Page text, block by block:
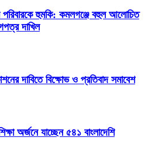
পরিবারকে হুমকি: কমলগঞ্জে বহুল আলোচিত
দাখিল
দাবিতে বিক্ষোভ ও প্রতিবাদ সমাবেশ
অর্জনে যাচ্ছেন ৫৪১ বাংলাদেশি